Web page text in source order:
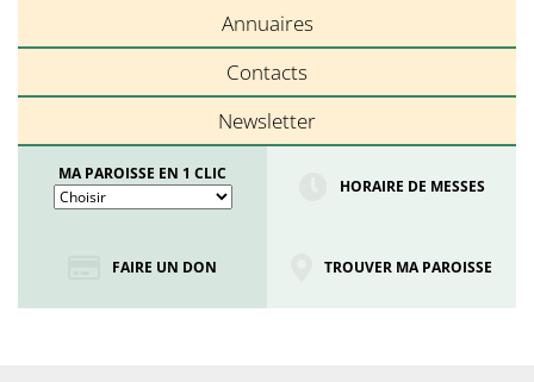
Annuaires
Contacts
Newsletter
MA PAROISSE EN 1 CLIC
HORAIRE DE MESSES
FAIRE UN DON TROUVER MA PAROISSE